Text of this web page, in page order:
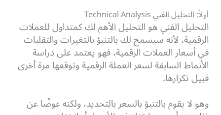
أولاً: التحليل الفني Technical Analysis
التحليل الفني هو التحليل الأهم لك كمتداول للعملات
الرقمية، لأنه سيسمح لك بالتنبؤ بالتغيرات والتقلبات
في أسعار العملات الرقمية، فهو يعتمد على دراسة
الأنماط السابقة لسعر العملة الرقمية وتوقعها مرة أخرى
قبيل تكرارها.
وهو لا يقوم بالتنبؤ بالسعر بالتحديد، ولكنه عوضًا عن